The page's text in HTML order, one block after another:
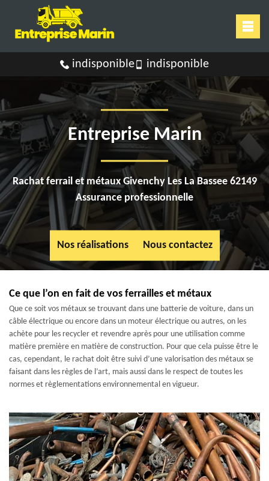
indisponible indisponible
Entreprise Marin
Rachat ferrail et métaux Givenchy Les La Bassee 62149
Assurance professionnelle
Nos réalisations Nous contactez
Ce que l’on en fait de vos ferrailles et métaux
Que ce soit vos métaux se trouvant dans une batterie de voiture, dans un
câble électrique ou encore dans un moteur électrique ou autres, on les
achète pour les recycler et revendre après pour une utilisation comme
matière première en matière de construction. Pour que cela puisse être le
cas, cependant, le rachat doit être suivi d’une valorisation des métaux se
faisant dans les règles de l’art, mais aussi dans le respect de toutes les
normes et règlementations environnemental en vigueur.